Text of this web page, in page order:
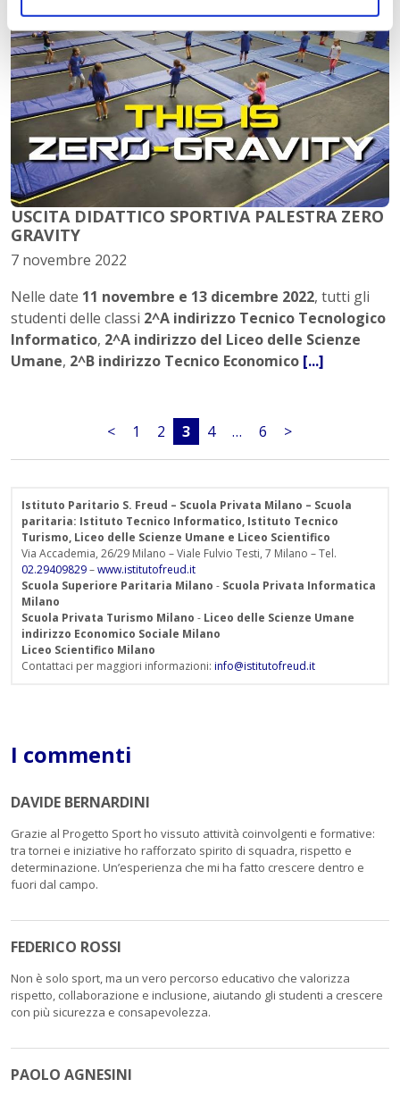
USCITA DIDATTICO SPORTIVA PALESTRA ZERO
GRAVITY
7 novembre 2022
Nelle date 11 novembre e 13 dicembre 2022, tutti gli
studenti delle classi 2^A indirizzo Tecnico Tecnologico
Informatico, 2^A indirizzo del Liceo delle Scienze
Umane, 2^B indirizzo Tecnico Economico [...]
< 1 2 3 4 … 6 >
Istituto Paritario S. Freud – Scuola Privata Milano – Scuola
paritaria: Istituto Tecnico Informatico, Istituto Tecnico
Turismo, Liceo delle Scienze Umane e Liceo Scientifico
Via Accademia, 26/29 Milano – Viale Fulvio Testi, 7 Milano – Tel.
02.29409829–www.istitutofreud.it
Scuola Superiore Paritaria Milano - Scuola Privata Informatica
Milano
Scuola Privata Turismo Milano - Liceo delle Scienze Umane
indirizzo Economico Sociale Milano
Liceo Scientifico Milano
Contattaci per maggiori informazioni: info@istitutofreud.it
I commenti
DAVIDE BERNARDINI
Grazie al Progetto Sport ho vissuto attività coinvolgenti e formative:
tra tornei e iniziative ho rafforzato spirito di squadra, rispetto e
determinazione. Un’esperienza che mi ha fatto crescere dentro e
fuori dal campo.
FEDERICO ROSSI
Non è solo sport, ma un vero percorso educativo che valorizza
rispetto, collaborazione e inclusione, aiutando gli studenti a crescere
con più sicurezza e consapevolezza.
PAOLO AGNESINI